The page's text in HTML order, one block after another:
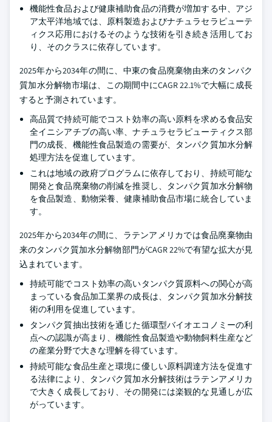
機能性食品および健康補助食品の消費が増加する中、アジ
ア太平洋地域では、原料製造およびナチュラセラピューテ
ィクス応用におけるそのような技術を引き続き活用してお
り、そのクラスに依存しています。
2025年から2034年の間に、中東の食品廃棄物由来のタンパク
質加水分解物市場は、この期間中にCAGR 22.1%で大幅に成長
すると予測されています。
高品質で持続可能でコスト効率の高い原料を求める食品安
全イニシアチブの高い率、ナチュラセラピューティクス部
門の成長、機能性食品製造の需要が、タンパク質加水分解
処理方法を促進しています。
これは地域の政府プログラムに依存しており、持続可能な
開発と食品廃棄物の削減を推奨し、タンパク質加水分解物
を食品製造、動物栄養、健康補助食品市場に統合していま
す。
2025年から2034年の間に、ラテンアメリカでは食品廃棄物由
来のタンパク質加水分解物部門がCAGR 22%で有望な拡大が見
込まれています。
持続可能でコスト効率の高いタンパク質原料への関心が高
まっている食品加工業界の成長は、タンパク質加水分解技
術の利用を促進しています。
タンパク質抽出技術を通じた循環型バイオエコノミーの利
点への認識が高まり、機能性食品製造や動物飼料生産など
の産業分野で大きな理解を得ています。
持続可能な食品生産と環境に優しい原料調達方法を促進す
る法律により、タンパク質加水分解技術はラテンアメリカ
で大きく成長しており、その開発には楽観的な見通しが広
がっています。